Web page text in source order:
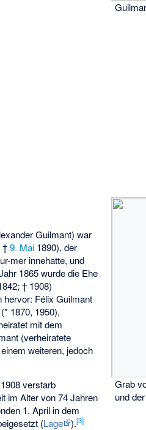
Grab
und
Guilmant) war
†9. Mai 1890), der
mer innehatte, und
1865 wurde die Ehe
† 1908)
hervor: Félix Guilmant
1870, 1950),
mit dem
(verheiratete
weiteren, jedoch
verstarb
im Alter von 74 Jahren
1. April in dem
(Lage ).[3]